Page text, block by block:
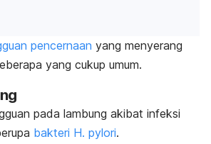
pencernaan yang menyerang
yang cukup umum.
pada lambung akibat infeksi
bakteri H. pylori.